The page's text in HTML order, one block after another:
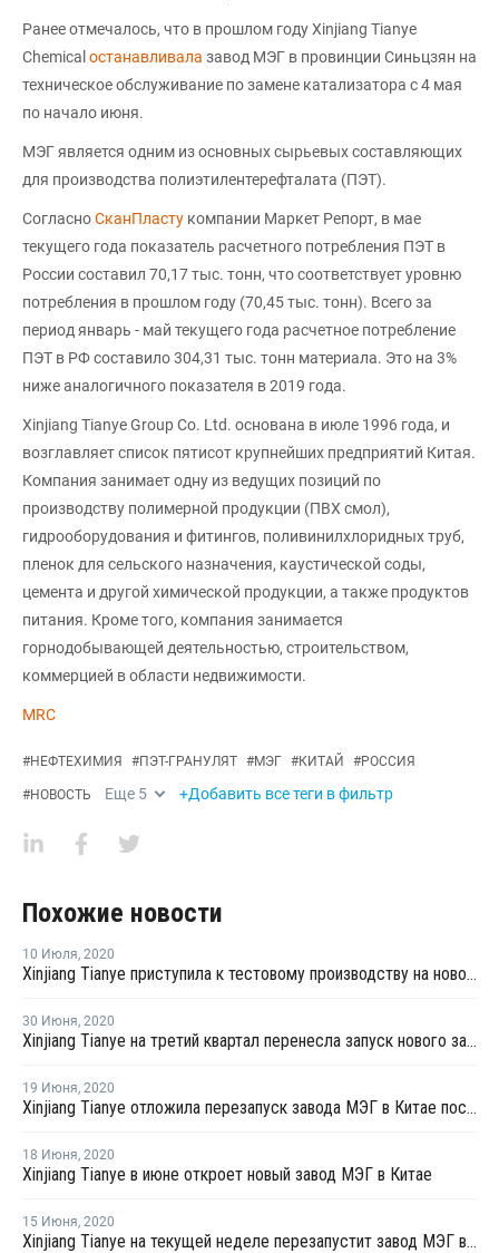
Ранее отмечалось, что в прошлом году Xinjiang Tianye
Chemical останавливала завод МЭГ в провинции Синьцзян на
техническое обслуживание по замене катализатора с 4 мая
по начало июня.
МЭГ является одним из основных сырьевых составляющих
для производства полиэтилентерефталата (ПЭТ).
СогласноСканПласту компании Маркет Репорт, в мае
текущего года показатель расчетного потребления ПЭТ в
России составил 70,17 тыс. тонн, что соответствует уровню
потребления в прошлом году (70,45 тыс. тонн). Всего за
период январь - май текущего года расчетное потребление
ПЭТ в РФ составило 304,31 тыс. тонн материала. Это на 3%
ниже аналогичного показателя в 2019 года.
Xinjiang Tianye Group Co. Ltd. основана в июле 1996 года, и
возглавляет список пятисот крупнейших предприятий Китая.
Компания занимает одну из ведущих позиций по
производству полимерной продукции (ПВХ смол),
гидрооборудования и фитингов, поливинилхлоридных труб,
пленок для сельского назначения, каустической соды,
цемента и другой химической продукции, а также продуктов
питания. Кроме того, компания занимается
горнодобывающей деятельностью, строительством,
коммерцией в области недвижимости.
MRC
#НЕФТЕХИМИЯ #ПЭТ-ГРАНУЛЯТ #МЭГ #КИТАЙ #РОССИЯ
#НОВОСТЬ Еще 5 +Добавить все теги в фильтр
Похожие новости
10 Июля, 2020
Xinjiang Tianye приступила к тестовому производству на новом заводе МЭГ в Китае
30 Июня, 2020
Xinjiang Tianye на третий квартал перенесла запуск нового завода МЭГ в Китае
19 Июня, 2020
Xinjiang Tianye отложила перезапуск завода МЭГ в Китае после профилактики
18 Июня, 2020
Xinjiang Tianye в июне откроет новый завод МЭГ в Китае
15 Июня, 2020
Xinjiang Tianye на текущей неделе перезапустит завод МЭГ в Китае после профилактики